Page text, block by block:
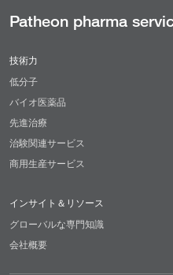
Patheon pharma
技術力
低分子
バイオ医薬品
先進治療
治験関連サービス
商用生産サービス
インサイト＆リソース
グローバルな専門知識
会社概要